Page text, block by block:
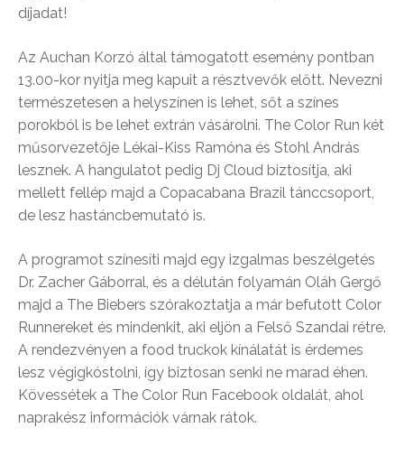
díjadat!
Az Auchan Korzó által támogatott esemény pontban
13.00-kor nyitja meg kapuit a résztvevők előtt. Nevezni
természetesen a helyszínen is lehet, sőt a színes
porokból is be lehet extrán vásárolni. The Color Run két
műsorvezetője Lékai-Kiss Ramóna és Stohl András
lesznek. A hangulatot pedig Dj Cloud biztosítja, aki
mellett fellép majd a Copacabana Brazil tánccsoport,
de lesz hastáncbemutató is.
A programot színesíti majd egy izgalmas beszélgetés
Dr. Zacher Gáborral, és a délután folyamán Oláh Gergő
majd a The Biebers szórakoztatja a már befutott Color
Runnereket és mindenkit, aki eljön a Felső Szandai rétre.
A rendezvényen a food truckok kínálatát is érdemes
lesz végigkóstolni, így biztosan senki ne marad éhen.
Kövessétek a The Color Run Facebook oldalát, ahol
naprakész információk várnak rátok.